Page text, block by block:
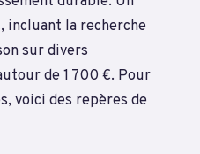
incluant la recherche
sur divers
de 1 700 €. Pour
voici des repères de